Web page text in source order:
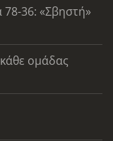
36: «Σβηστή»
ομάδας